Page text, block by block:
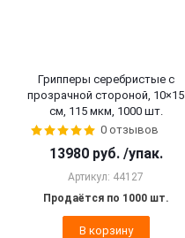
Грипперы серебристые с
прозрачной стороной, 10×15
см, 115 мкм, 1000 шт.
0 отзывов
13980 руб. /упак.
Артикул: 44127
Продаётся по 1000 шт.
В корзину